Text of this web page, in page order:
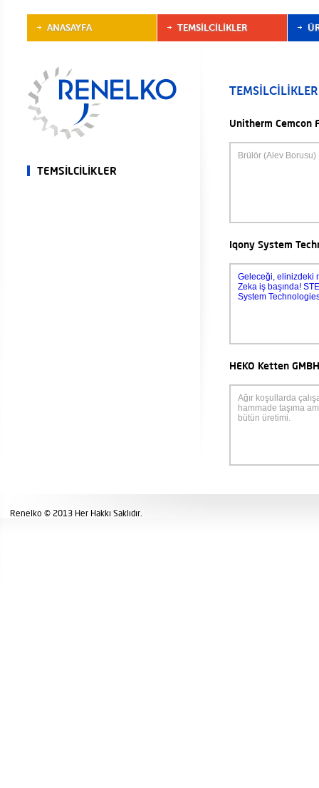
ANASAYFA TEMSİLCİLİKLER
TEMSİLCİLİKLER
TEMSİLCİLİKLER
Unitherm Cemcon
Brülör (Alev Borusu)
Iqony System
Geleceği, elinizdeki
Zeka iş başında!
System
HEKO Ketten GMBH
Ağır koşullarda
hammade taşıma
bütün üretimi.
Renelko © 2013 Her Hakkı Saklıdır.